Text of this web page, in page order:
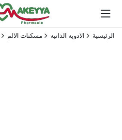
الرئيسية الادويه الذاتيه مسكنات الالم